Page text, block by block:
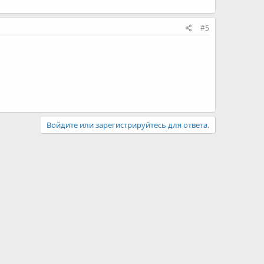
#5
Войдите или зарегистрируйтесь для ответа.